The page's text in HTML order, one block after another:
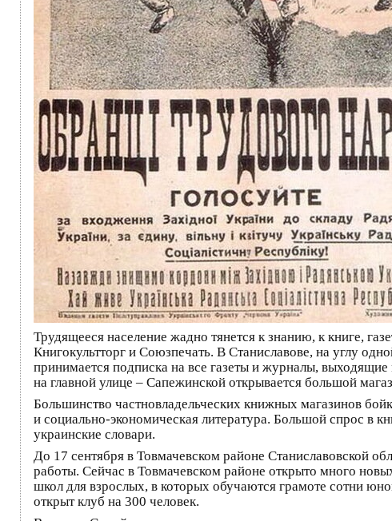
Трудящееся население жадно тянется к знанию, к книге,
Книгокультторг и Союзпечать. В Станиславове, на углу
принимается подписка на все газеты и журналы,
на главной улице – Сапежинской открывается большой
Большинство частновладельческих книжных магазинов
и социально-экономическая литература. Большой спрос в
украинские словари.
До 17 сентября в Товмачевском районе Станиславовской
работы. Сейчас в Товмачевском районе открыто много
школ для взрослых, в которых обучаются грамоте сотни
открыт клуб на 300 человек.